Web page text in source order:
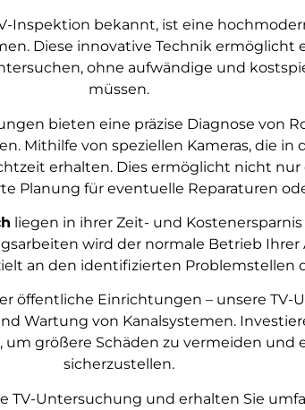
Inspektion bekannt, ist eine
Diese innovative Technik ermöglicht
ohne aufwändige und
müssen.
bieten eine präzise Diagnose von
Mithilfe von speziellen Kameras, die
erhalten. Dies ermöglicht nicht nur
Planung für eventuelle Reparaturen
liegen in ihrer Zeit- und
wird der normale Betrieb
an den identifizierten Problemstellen
öffentliche Einrichtungen – unsere
Wartung von Kanalsystemen.
größere Schäden zu vermeiden und
sicherzustellen.
TV-Untersuchung und erhalten Sie